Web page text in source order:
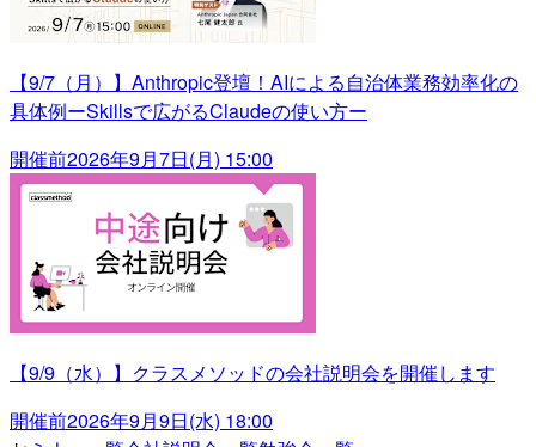
【9/7（月）】Anthropic登壇！AIによる自治体業務効率化の
具体例ーSkillsで広がるClaudeの使い方ー
開催前2026年9月7日(月) 15:00
【9/9（水）】クラスメソッドの会社説明会を開催します
開催前2026年9月9日(水) 18:00